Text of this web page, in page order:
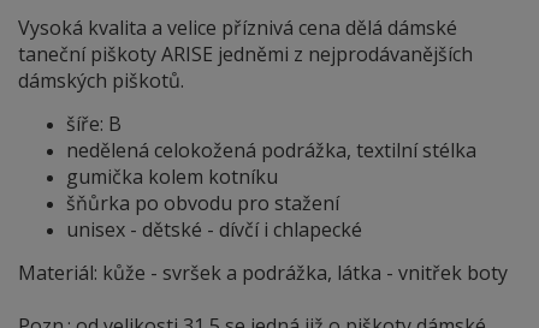
Vysoká kvalita a velice příznivá cena dělá dámské
taneční piškoty ARISE jedněmi z nejprodávanějších
dámských piškotů.
šíře: B
nedělená celokožená podrážka, textilní stélka
gumička kolem kotníku
šňůrka po obvodu pro stažení
unisex - dětské - dívčí i chlapecké
Materiál: kůže - svršek a podrážka, látka - vnitřek boty